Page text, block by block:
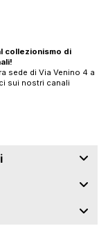
collezionismo di
sede di Via Venino 4 a
sui nostri canali